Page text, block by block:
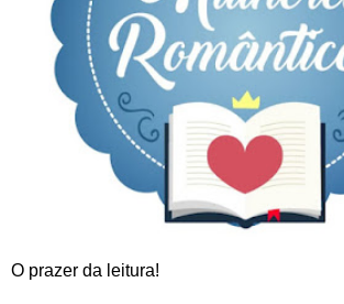
O prazer da leitura!